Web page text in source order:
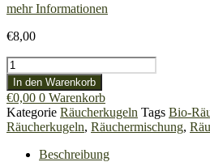
mehr Informationen
€8,00
Räucherkugel
"Raunächtezauber"
Menge
In den Warenkorb
€0,00 0 Warenkorb
Kategorie Räucherkugeln Tags Bio-
Räucherkugeln, Räuchermischung,
Beschreibung